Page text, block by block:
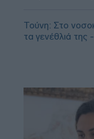
Τούνη: Στο
τα γενέθλιά